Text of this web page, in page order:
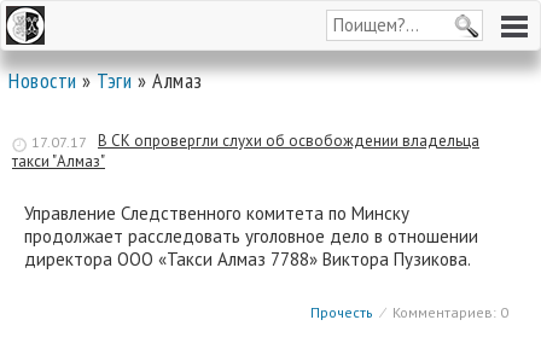
Новости»Тэги» Алмаз
17.07.17
В СК опровергли слухи об освобождении владельца
такси "Алмаз"
Управление Следственного комитета по Минску
продолжает расследовать уголовное дело в отношении
директора ООО «Такси Алмаз 7788» Виктора Пузикова.
Прочесть ⁄ Комментариев: 0